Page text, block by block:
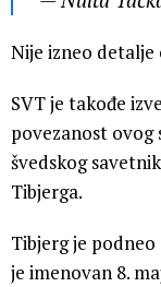
Nije izneo detalje
SVT je takođe
povezanost ovog
švedskog
Tibjerga.
Tibjerg je
je imenovan 8.